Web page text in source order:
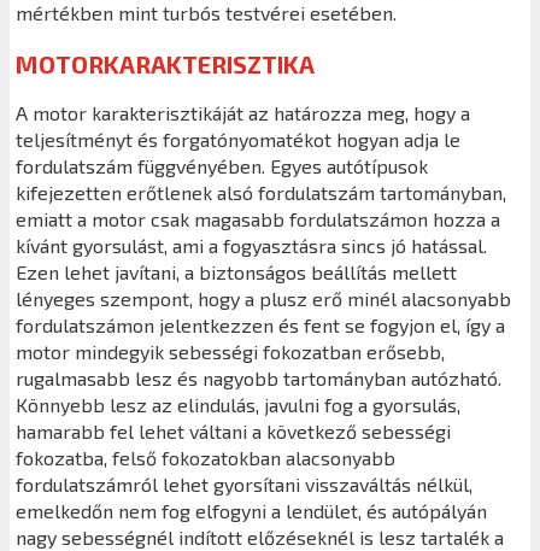
mértékben mint turbós testvérei esetében.
MOTORKARAKTERISZTIKA
A motor karakterisztikáját az határozza meg, hogy a
teljesítményt és forgatónyomatékot hogyan adja le
fordulatszám függvényében. Egyes autótípusok
kifejezetten erőtlenek alsó fordulatszám tartományban,
emiatt a motor csak magasabb fordulatszámon hozza a
kívánt gyorsulást, ami a fogyasztásra sincs jó hatással.
Ezen lehet javítani, a biztonságos beállítás mellett
lényeges szempont, hogy a plusz erő minél alacsonyabb
fordulatszámon jelentkezzen és fent se fogyjon el, így a
motor mindegyik sebességi fokozatban erősebb,
rugalmasabb lesz és nagyobb tartományban autózható.
Könnyebb lesz az elindulás, javulni fog a gyorsulás,
hamarabb fel lehet váltani a következő sebességi
fokozatba, felső fokozatokban alacsonyabb
fordulatszámról lehet gyorsítani visszaváltás nélkül,
emelkedőn nem fog elfogyni a lendület, és autópályán
nagy sebességnél indított előzéseknél is lesz tartalék a